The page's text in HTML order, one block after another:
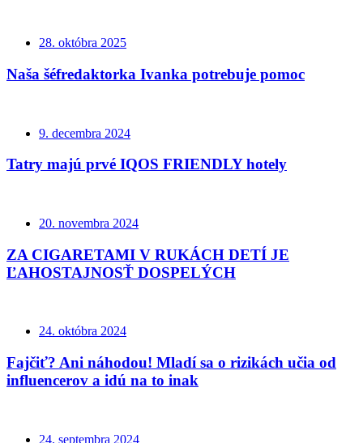
28. októbra 2025
Naša šéfredaktorka Ivanka potrebuje pomoc
9. decembra 2024
Tatry majú prvé IQOS FRIENDLY hotely
20. novembra 2024
ZA CIGARETAMI V RUKÁCH DETÍ JE
ĽAHOSTAJNOSŤ DOSPELÝCH
24. októbra 2024
Fajčiť? Ani náhodou! Mladí sa o rizikách učia od
influencerov a idú na to inak
24. septembra 2024